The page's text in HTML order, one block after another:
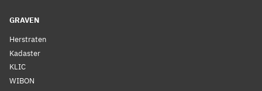
GRAVEN
Herstraten
Kadaster
KLIC
WIBON